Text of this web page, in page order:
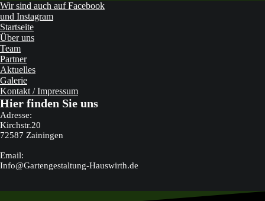
Wir sind auch auf Facebook
und Instagram
Startseite
Über uns
Team
Partner
Aktuelles
Galerie
Kontakt / Impressum
Hier finden Sie uns
Adresse:
Kirchstr.20
72587 Zainingen
Email:
Info@Gartengestaltung-Hauswirth.de